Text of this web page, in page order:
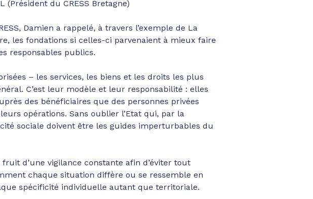
(Président du CRESS Bretagne)
Damien a rappelé, à travers l’exemple de La
les fondations si celles-ci parvenaient à mieux faire
responsables publics.
– les services, les biens et les droits les plus
C’est leur modèle et leur responsabilité : elles
des bénéficiaires que des personnes privées
opérations. Sans oublier l’Etat qui, par la
sociale doivent être les guides imperturbables du
d’une vigilance constante afin d’éviter tout
chaque situation diffère ou se ressemble en
spécificité individuelle autant que territoriale.